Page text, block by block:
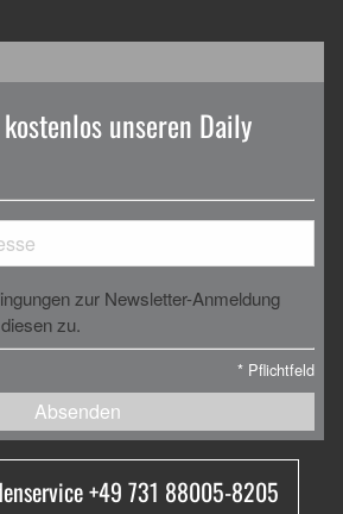
unseren Daily
zur Newsletter-Anmeldung
zu.
* Pflichtfeld
Absenden
+49 731 88005-8205